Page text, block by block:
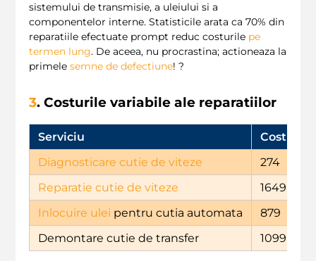
sistemului de transmisie, a uleiului si a
componentelor interne. Statisticile arata ca 70% din
reparatiile efectuate prompt reduc costurile pe
termen lung. De aceea, nu procrastina; actioneaza la
primele semne de defectiune! ?️
3. Costurile variabile ale reparatiilor
Serviciu
Cost (LEI)
Diagnosticare cutie de viteze
274
Reparatie cutie de viteze
1649
Inlocuire ulei pentru cutia automata
879
Demontare cutie de transfer
1099